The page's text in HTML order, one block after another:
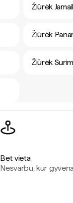
Žiūrėk
Žiūrėk
Žiūrėk
Bet vieta
Nesvarbu, kur